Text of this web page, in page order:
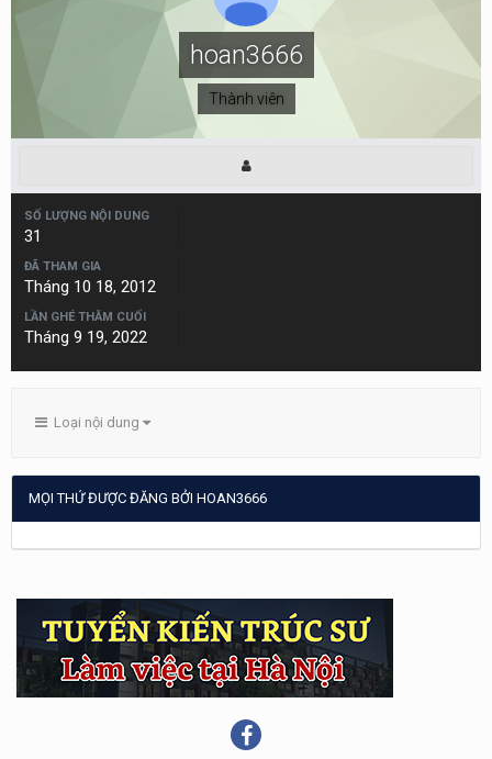
hoan3666
Thành viên
SỐ LƯỢNG NỘI DUNG
31
ĐÃ THAM GIA
Tháng 10 18, 2012
LẦN GHÉ THĂM CUỐI
Tháng 9 19, 2022
Loại nội dung
MỌI THỨ ĐƯỢC ĐĂNG BỞI HOAN3666